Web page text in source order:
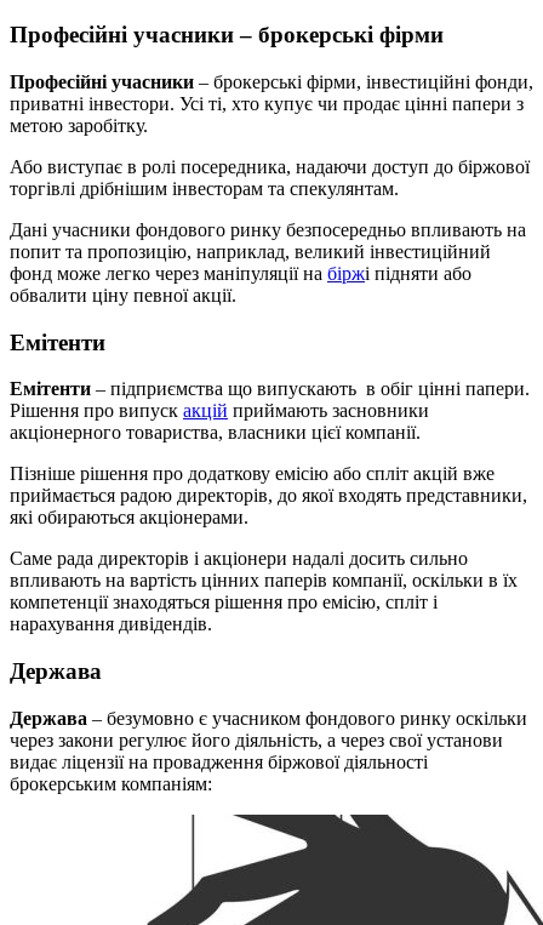
Професійні учасники – брокерські фірми
Професійні учасники – брокерські фірми, інвестиційні фонди,
приватні інвестори. Усі ті, хто купує чи продає цінні папери з
метою заробітку.
Або виступає в ролі посередника, надаючи доступ до біржової
торгівлі дрібнішим інвесторам та спекулянтам.
Дані учасники фондового ринку безпосередньо впливають на
попит та пропозицію, наприклад, великий інвестиційний
фонд може легко через маніпуляції на біржі підняти або
обвалити ціну певної акції.
Емітенти
Емітенти – підприємства що випускають в обіг цінні папери.
Рішення про випуск акцій приймають засновники
акціонерного товариства, власники цієї компанії.
Пізніше рішення про додаткову емісію або спліт акцій вже
приймається радою директорів, до якої входять представники,
які обираються акціонерами.
Саме рада директорів і акціонери надалі досить сильно
впливають на вартість цінних паперів компанії, оскільки в їх
компетенції знаходяться рішення про емісію, спліт і
нарахування дивідендів.
Держава
Держава – безумовно є учасником фондового ринку оскільки
через закони регулює його діяльність, а через свої установи
видає ліцензії на провадження біржової діяльності
брокерським компаніям: